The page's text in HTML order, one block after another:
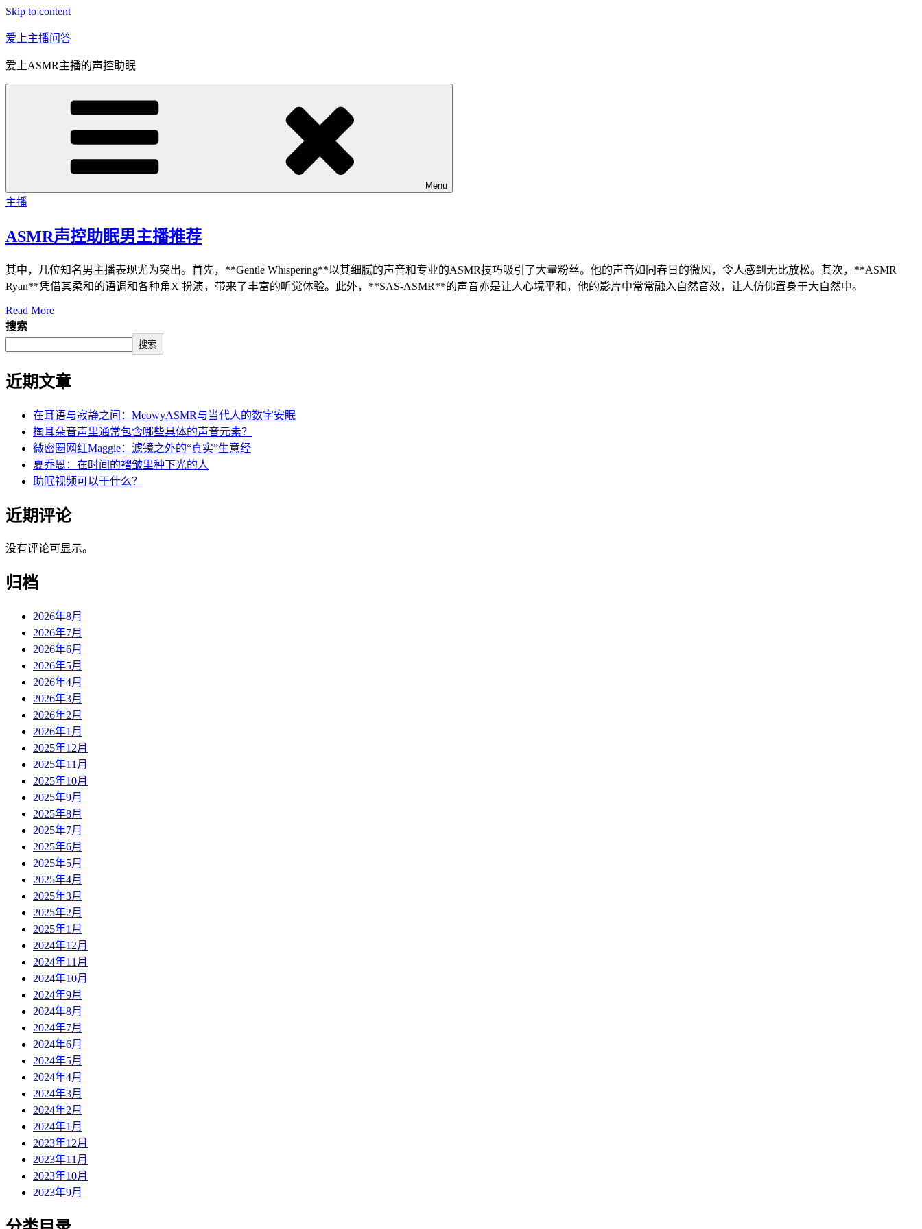
Skip to content
爱上主播问答
爱上ASMR主播的声控助眠
Menu
主播
ASMR声控助眠男主播推荐
其中，几位知名男主播表现尤为突出。首先，**Gentle Whispering**以其细腻的声音和专业的ASMR技巧吸引了大量粉丝。他的声音如同春日的微风，令人感到无比放松。其次，**ASMR
Ryan**凭借其柔和的语调和各种角X 扮演，带来了丰富的听觉体验。此外，**SAS-ASMR**的声音亦是让人心境平和，他的影片中常常融入自然音效，让人仿佛置身于大自然中。
Read More
搜索
搜索
近期文章
在耳语与寂静之间：MeowyASMR与当代人的数字安眠
掏耳朵音声里通常包含哪些具体的声音元素？
微密圈网红Maggie：滤镜之外的“真实”生意经
夏乔恩：在时间的褶皱里种下光的人
助眠视频可以干什么？
近期评论
没有评论可显示。
归档
2026年8月
2026年7月
2026年6月
2026年5月
2026年4月
2026年3月
2026年2月
2026年1月
2025年12月
2025年11月
2025年10月
2025年9月
2025年8月
2025年7月
2025年6月
2025年5月
2025年4月
2025年3月
2025年2月
2025年1月
2024年12月
2024年11月
2024年10月
2024年9月
2024年8月
2024年7月
2024年6月
2024年5月
2024年4月
2024年3月
2024年2月
2024年1月
2023年12月
2023年11月
2023年10月
2023年9月